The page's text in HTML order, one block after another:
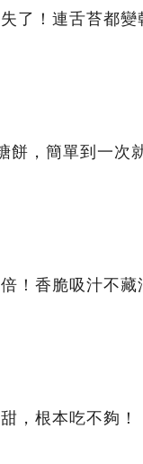
了！連舌苔都變
，簡單到一次
！香脆吸汁不藏
，根本吃不夠！